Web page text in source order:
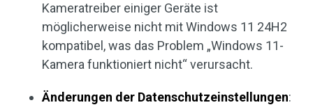
Kameratreiber einiger Geräte ist
möglicherweise nicht mit Windows 11 24H2
kompatibel, was das Problem „Windows 11-
Kamera funktioniert nicht“ verursacht.
Änderungen der Datenschutzeinstellungen: